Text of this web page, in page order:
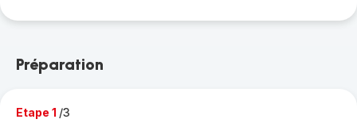
Préparation
Etape 1 /3